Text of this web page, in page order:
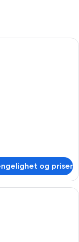
– deluxe, dalutsikt |
og priser
– deluxe, dalutsikt |